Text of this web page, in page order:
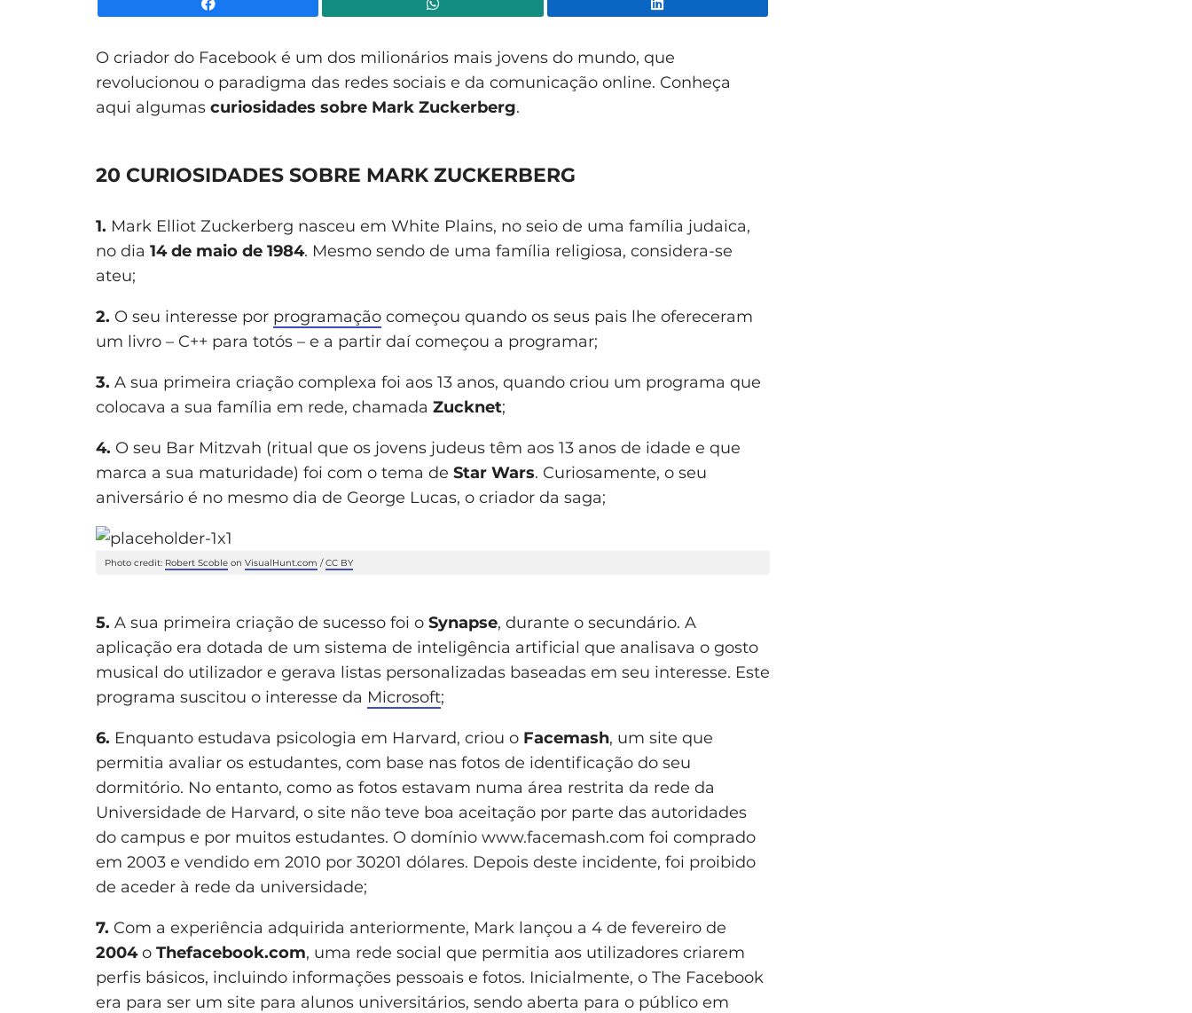
O criador do Facebook é um dos milionários mais jovens do mundo, que
revolucionou o paradigma das redes sociais e da comunicação online. Conheça
aqui algumas curiosidades sobre Mark Zuckerberg.
20 CURIOSIDADES SOBRE MARK ZUCKERBERG
1. Mark Elliot Zuckerberg nasceu em White Plains, no seio de uma família judaica,
no dia 14 de maio de 1984. Mesmo sendo de uma família religiosa, considera-se
ateu;
2. O seu interesse por programação começou quando os seus pais lhe ofereceram
um livro – C++ para totós – e a partir daí começou a programar;
3. A sua primeira criação complexa foi aos 13 anos, quando criou um programa que
colocava a sua família em rede, chamada Zucknet;
4. O seu Bar Mitzvah (ritual que os jovens judeus têm aos 13 anos de idade e que
marca a sua maturidade) foi com o tema de Star Wars. Curiosamente, o seu
aniversário é no mesmo dia de George Lucas, o criador da saga;
Photo credit: Robert Scoble on VisualHunt.com /CC BY
5. A sua primeira criação de sucesso foi o Synapse, durante o secundário. A
aplicação era dotada de um sistema de inteligência artificial que analisava o gosto
musical do utilizador e gerava listas personalizadas baseadas em seu interesse. Este
programa suscitou o interesse da Microsoft;
6. Enquanto estudava psicologia em Harvard, criou o Facemash, um site que
permitia avaliar os estudantes, com base nas fotos de identificação do seu
dormitório. No entanto, como as fotos estavam numa área restrita da rede da
Universidade de Harvard, o site não teve boa aceitação por parte das autoridades
do campus e por muitos estudantes. O domínio www.facemash.com foi comprado
em 2003 e vendido em 2010 por 30201 dólares. Depois deste incidente, foi proibido
de aceder à rede da universidade;
7. Com a experiência adquirida anteriormente, Mark lançou a 4 de fevereiro de
2004o Thefacebook.com, uma rede social que permitia aos utilizadores criarem
perfis básicos, incluindo informações pessoais e fotos. Inicialmente, o The Facebook
era para ser um site para alunos universitários, sendo aberta para o público em